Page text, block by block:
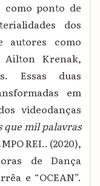
como ponto de
dos
como
Ailton Krenak,
Essas duas
em
vídeodanças
que mil palavras
REI.. (2020),
de Dança
e “OCEAN”.